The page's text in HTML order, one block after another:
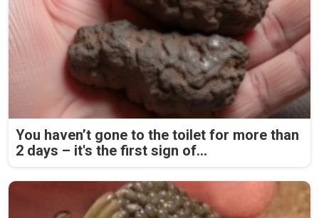
You haven’t gone to the toilet for more than
2 days – it's the first sign of...